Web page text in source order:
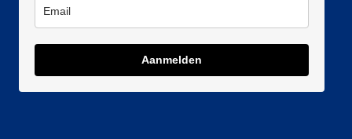
Aanmelden